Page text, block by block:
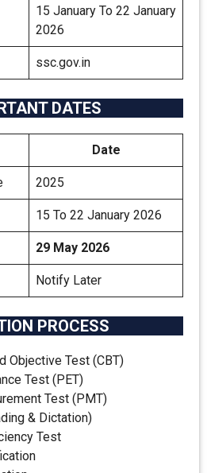
15 January To 22 January
2026
ssc.gov.in
DATES
Date
2025
15 To 22 January 2026
29 May 2026
Notify Later
PROCESS
Objective Test (CBT)
Test (PET)
Test (PMT)
& Dictation)
Test